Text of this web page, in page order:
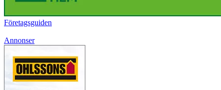
Företagsguiden
Annonser